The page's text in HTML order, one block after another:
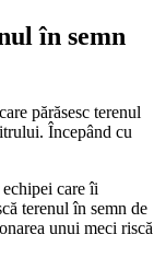
în semn
părăsesc terenul
Începând cu
care îi
terenul în semn de
unui meci riscă